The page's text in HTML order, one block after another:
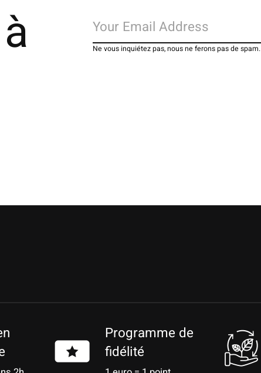
Ne vous inquiétez pas, nous ne ferons pas de spam.
Programme de
fidélité